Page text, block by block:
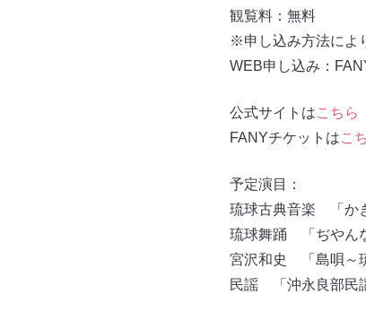
観覧料：無料
※申し込み方法によ
WEB申し込み：
公式サイトはこちら
FANYチケットはこ
予定演目：
琉球古典音楽 「か
琉球舞踊 「ぢやん
宮沢和史 「島唄～
民謡 「沖永良部民